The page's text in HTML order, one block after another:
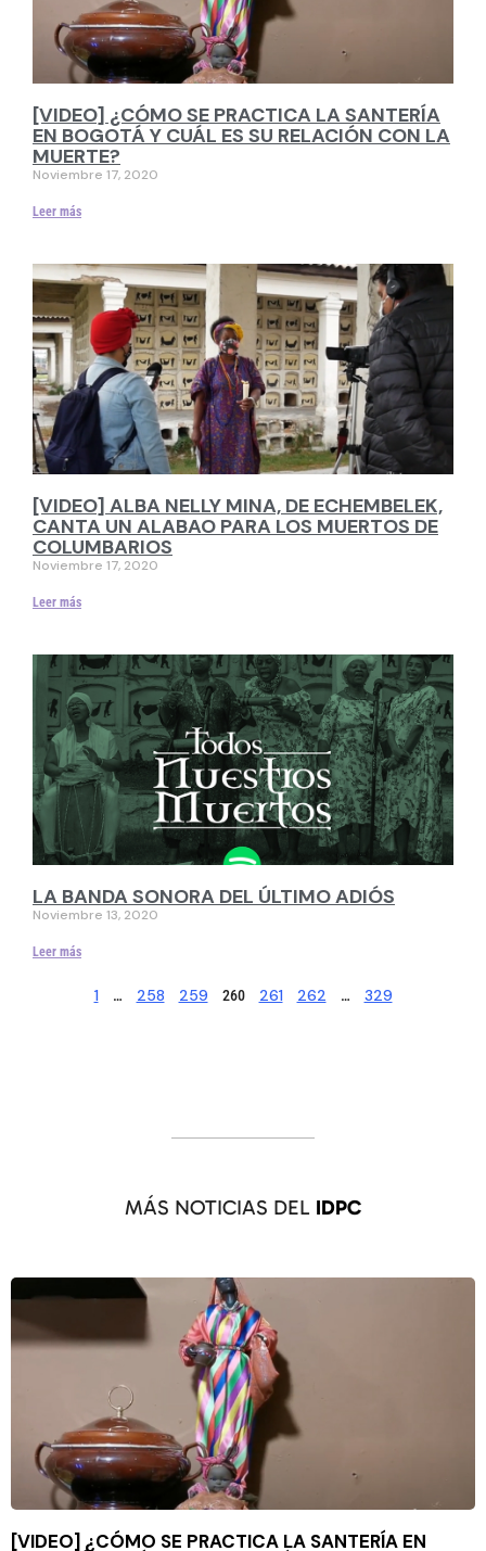
[VIDEO] ¿CÓMO SE PRACTICA LA SANTERÍA
EN BOGOTÁ Y CUÁL ES SU RELACIÓN CON LA
MUERTE?
Noviembre 17, 2020
Leer más
[VIDEO] ALBA NELLY MINA, DE ECHEMBELEK,
CANTA UN ALABAO PARA LOS MUERTOS DE
COLUMBARIOS
Noviembre 17, 2020
Leer más
LA BANDA SONORA DEL ÚLTIMO ADIÓS
Noviembre 13, 2020
Leer más
1 … 258 259 260 261 262 … 329
MÁS NOTICIAS DEL IDPC
[VIDEO] ¿CÓMO SE PRACTICA LA SANTERÍA EN